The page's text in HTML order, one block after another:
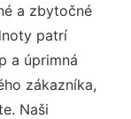
a zbytočné
patrí
a úprimná
zákazníka,
Naši